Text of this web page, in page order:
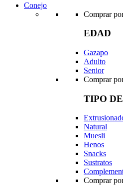
Conejo
Comprar
EDAD
Gazapo
Adulto
Senior
Comprar
TIPO
Natural
Muesli
Henos
Snacks
Sustratos
Comprar